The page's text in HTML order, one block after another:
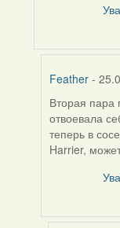
Feather -
In
reply
to
by
Вторая пара
отвоевала
теперь в
Harrier,